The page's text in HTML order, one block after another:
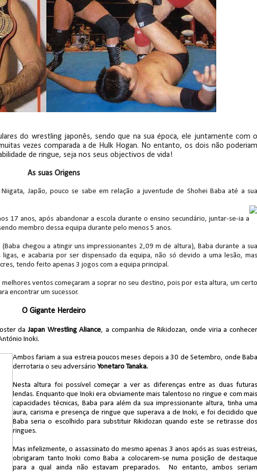
Chad Gable faz Penta desistir e conquista o
Danhausen amaldiçoa Dominik Mysterio e vence o
Green aproveita interferências e conquista o Interim
Baron Corbin surpreende Trick Williams e
Kevin Owens supera Sami Zayn, GUNTHER
Oba Femi resiste a Brock Lesnar, vence
após derrota no Underground Match
dão as boas-vindas ao primeiro filho
se retirou no SummerSlam
Jacob Fatu destrói Royce Keys em Street Fight e troca
Gable e Penta superam armadilhas de Dominik
do wrestling japonês, sendo que na sua época, ele juntamente com o
vezes comparada a de Hulk Hogan. No entanto, os dois não poderiam
de ringue, seja nos seus objectivos de vida!
As suas Origens
Japão, pouco se sabe em relação a juventude de Shohei Baba até a sua
17 anos, após abandonar a escola durante o ensino secundário, juntar-se-ia a
membro dessa equipa durante pelo menos 5 anos.
chegou a atingir uns impressionantes 2,09 m de altura), Baba durante a sua
e acabaria por ser dispensado da equipa, não só devido a uma lesão, mas
tendo feito apenas 3 jogos com a equipa principal.
ventos começaram a soprar no seu destino, pois por esta altura, um certo
encontrar um sucessor.
O Gigante Herdeiro
daJapan Wrestling Aliance, a companhia de Rikidozan, onde viria a conhecer
Inoki.
Ambos fariam a sua estreia poucos meses depois a 30 de Setembro, onde Baba
derrotaria o seu adversário Yonetaro Tanaka.
Nesta altura foi possível começar a ver as diferenças entre as duas futuras
lendas. Enquanto que Inoki era obviamente mais talentoso no ringue e com mais
capacidades técnicas, Baba para além da sua impressionante altura, tinha uma
aura, carisma e presença de ringue que superava a de Inoki, e foi decidido que
Baba seria o escolhido para substituir Rikidozan quando este se retirasse dos
ringues.
Mas infelizmente, o assassinato do mesmo apenas 3 anos após as suas estreias,
obrigaram tanto Inoki como Baba a colocarem-se numa posição de destaque
para a qual ainda não estavam preparados. No entanto, ambos seriam